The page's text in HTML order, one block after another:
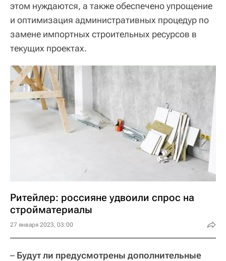
этом нуждаются, а также обеспечено упрощение
и оптимизация административных процедур по
замене импортных строительных ресурсов в
текущих проектах.
Ритейлер: россияне удвоили спрос на
стройматериалы
27 января 2023, 03:00
– Будут ли предусмотрены дополнительные